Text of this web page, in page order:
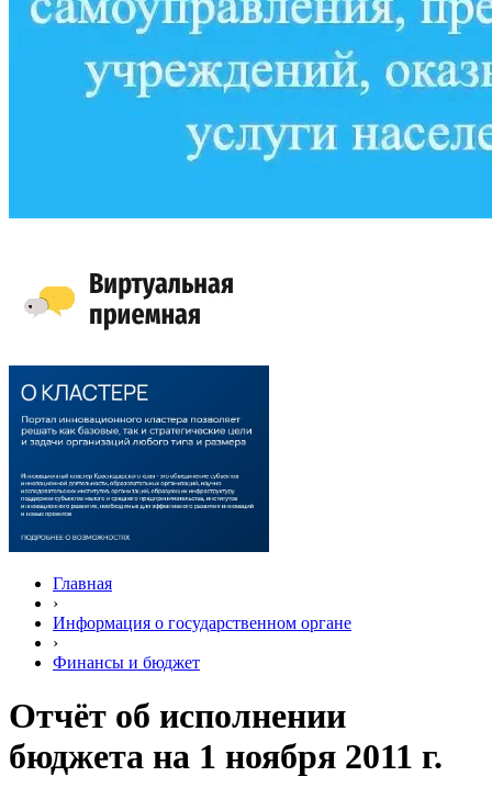
Главная
›
Информация о государственном органе
›
Финансы и бюджет
Отчёт об исполнении
бюджета на 1 ноября 2011 г.